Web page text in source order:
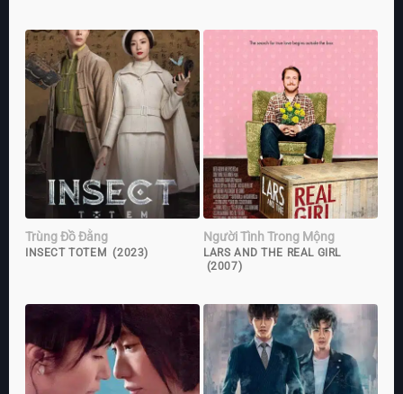
Trùng Đồ Đằng
INSECT TOTEM (2023)
Người Tình Trong Mộng
LARS AND THE REAL GIRL
(2007)